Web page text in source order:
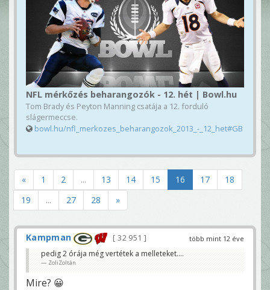
NFL mérkőzés beharangozók - 12. hét | Bowl.hu
Tom Brady és Peyton Manning csatája a 12. forduló
slágermeccse.
bowl.hu/nfl_merkozes_beharangozok_2013_-_12_het#GB
« 1 2 ... 13 14 15 16 17
18
19
... 27 28 »
több mint 12 éve
Kampman
32 951
pedig 2 órája még vertétek a melleteket....
ZoliZoltán
Mire? 😀